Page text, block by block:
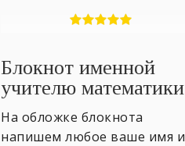
Блокнот именной
учителю математики
На обложке блокнота
напишем любое ваше имя и